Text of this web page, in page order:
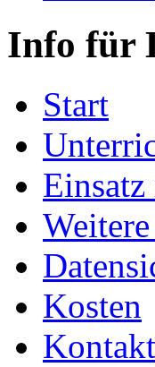
Info für
Start
Kosten
Kontakt